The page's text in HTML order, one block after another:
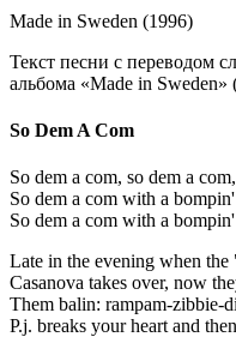
Made in Sweden (1996)
Текст песни с переводом
альбома «Made in Sweden»
So Dem A Com
So dem a com, so dem a
So dem a com with a
So dem a com with a
Late in the evening when the
Casanova takes over, now
Them balin: rampam-zibbie-
P.j. breaks your heart and